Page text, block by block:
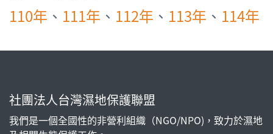
110年 、 111年 、 112年 、 113年 、 114年
社團法人台灣濕地保護聯盟
我們是一個全國性的非營利組織（NGO/NPO)，致力於濕地